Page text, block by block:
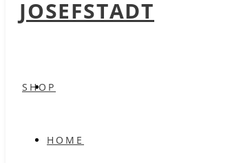
SHOP
HOME